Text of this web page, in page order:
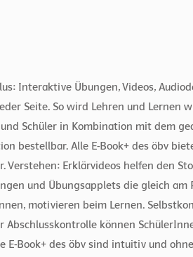
Interaktive Übungen, Videos,
Seite. So wird Lehren und Lernen
Schüler in Kombination mit dem
bestellbar. Alle E-Book+ des öbv
Verstehen: Erklärvideos helfen den
und Übungsapplets die gleich am
motivieren beim Lernen.
Abschlusskontrolle können
E-Book+ des öbv sind intuitiv und